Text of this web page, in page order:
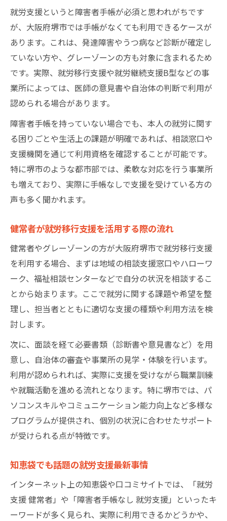
就労支援というと障害者手帳が必須と思われがちです
が、大阪府堺市では手帳がなくても利用できるケースが
あります。これは、発達障害やうつ病など診断が確定し
ていない方や、グレーゾーンの方も対象に含まれるため
です。実際、就労移行支援や就労継続支援B型などの事
業所によっては、医師の意見書や自治体の判断で利用が
認められる場合があります。
障害者手帳を持っていない場合でも、本人の就労に関す
る困りごとや生活上の課題が明確であれば、相談窓口や
支援機関を通じて利用資格を確認することが可能です。
特に堺市のような都市部では、柔軟な対応を行う事業所
も増えており、実際に手帳なしで支援を受けている方の
声も多く聞かれます。
健常者が就労移行支援を活用する際の流れ
健常者やグレーゾーンの方が大阪府堺市で就労移行支援
を利用する場合、まずは地域の相談支援窓口やハローワ
ーク、福祉相談センターなどで自分の状況を相談するこ
とから始まります。ここで就労に関する課題や希望を整
理し、担当者とともに適切な支援の種類や利用方法を検
討します。
次に、面談を経て必要書類（診断書や意見書など）を用
意し、自治体の審査や事業所の見学・体験を行います。
利用が認められれば、実際に支援を受けながら職業訓練
や就職活動を進める流れとなります。特に堺市では、パ
ソコンスキルやコミュニケーション能力向上など多様な
プログラムが提供され、個別の状況に合わせたサポート
が受けられる点が特徴です。
知恵袋でも話題の就労支援最新事情
インターネット上の知恵袋や口コミサイトでは、「就労
支援 健常者」や「障害者手帳なし 就労支援」といったキ
ーワードが多く見られ、実際に利用できるかどうかや、